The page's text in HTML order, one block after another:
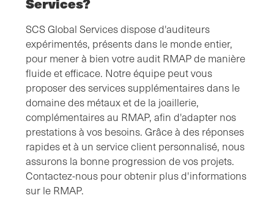
SCS Global Services dispose d'auditeurs
expérimentés, présents dans le monde entier,
pour mener à bien votre audit RMAP de manière
fluide et efficace. Notre équipe peut vous
proposer des services supplémentaires dans le
domaine des métaux et de la joaillerie,
complémentaires au RMAP, afin d'adapter nos
prestations à vos besoins. Grâce à des réponses
rapides et à un service client personnalisé, nous
assurons la bonne progression de vos projets.
Contactez-nous pour obtenir plus d'informations
sur le RMAP.